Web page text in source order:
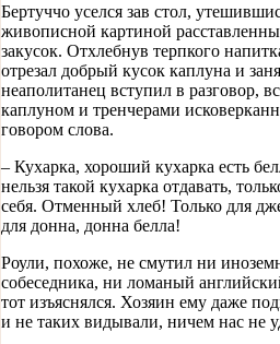
Бертуччо уселся зав стол,
живописной картиной
закусок. Отхлебнув терпкого
отрезал добрый кусок каплуна и
неаполитанец вступил в разговор,
каплуном и тренчерами
говором слова.
– Кухарка, хороший кухарка есть
нельзя такой кухарка отдавать,
себя. Отменный хлеб! Только для
для донна, донна белла!
Роули, похоже, не смутил ни
собеседника, ни ломаный
тот изъяснялся. Хозяин ему даже
и не таких видывали, ничем нас не